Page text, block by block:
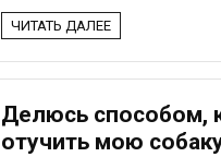
ЧИТАТЬ ДАЛЕЕ
Делюсь способом,
отучить мою